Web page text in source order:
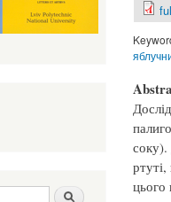
Шукати
соку).
цього